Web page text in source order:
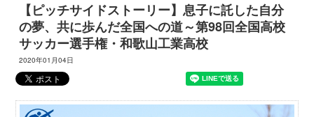
【ピッチサイドストーリー】息子に託した自分
の夢、共に歩んだ全国への道～第98回全国高校
サッカー選手権・和歌山工業高校
2020年01月04日